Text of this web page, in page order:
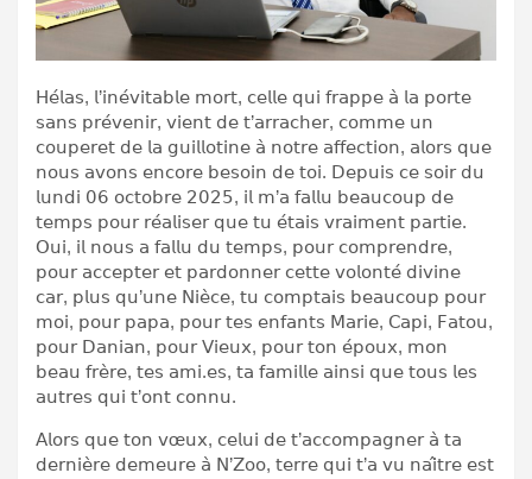
𝖧𝖾́𝗅𝖺𝗌, 𝗅’𝗂𝗇𝖾́𝗏𝗂𝗍𝖺𝖻𝗅𝖾 𝗆𝗈𝗋𝗍, 𝖼𝖾𝗅𝗅𝖾 𝗊𝗎𝗂 𝖿𝗋𝖺𝗉𝗉𝖾 𝖺̀ 𝗅𝖺 𝗉𝗈𝗋𝗍𝖾
𝗌𝖺𝗇𝗌 𝗉𝗋𝖾́𝗏𝖾𝗇𝗂𝗋, 𝗏𝗂𝖾𝗇𝗍 𝖽𝖾 𝗍’𝖺𝗋𝗋𝖺𝖼𝗁𝖾𝗋, 𝖼𝗈𝗆𝗆𝖾 𝗎𝗇
𝖼𝗈𝗎𝗉𝖾𝗋𝖾𝗍 𝖽𝖾 𝗅𝖺 𝗀𝗎𝗂𝗅𝗅𝗈𝗍𝗂𝗇𝖾 𝖺̀ 𝗇𝗈𝗍𝗋𝖾 𝖺𝖿𝖿𝖾𝖼𝗍𝗂𝗈𝗇, 𝖺𝗅𝗈𝗋𝗌 𝗊𝗎𝖾
𝗇𝗈𝗎𝗌 𝖺𝗏𝗈𝗇𝗌 𝖾𝗇𝖼𝗈𝗋𝖾 𝖻𝖾𝗌𝗈𝗂𝗇 𝖽𝖾 𝗍𝗈𝗂. 𝖣𝖾𝗉𝗎𝗂𝗌 𝖼𝖾 𝗌𝗈𝗂𝗋 𝖽𝗎
𝗅𝗎𝗇𝖽𝗂 𝟢𝟨 𝗈𝖼𝗍𝗈𝖻𝗋𝖾 𝟤𝟢𝟤𝟧, 𝗂𝗅 𝗆’𝖺 𝖿𝖺𝗅𝗅𝗎 𝖻𝖾𝖺𝗎𝖼𝗈𝗎𝗉 𝖽𝖾
𝗍𝖾𝗆𝗉𝗌 𝗉𝗈𝗎𝗋 𝗋𝖾́𝖺𝗅𝗂𝗌𝖾𝗋 𝗊𝗎𝖾 𝗍𝗎 𝖾́𝗍𝖺𝗂𝗌 𝗏𝗋𝖺𝗂𝗆𝖾𝗇𝗍 𝗉𝖺𝗋𝗍𝗂𝖾.
𝖮𝗎𝗂, 𝗂𝗅 𝗇𝗈𝗎𝗌 𝖺 𝖿𝖺𝗅𝗅𝗎 𝖽𝗎 𝗍𝖾𝗆𝗉𝗌, 𝗉𝗈𝗎𝗋 𝖼𝗈𝗆𝗉𝗋𝖾𝗇𝖽𝗋𝖾,
𝗉𝗈𝗎𝗋 𝖺𝖼𝖼𝖾𝗉𝗍𝖾𝗋 𝖾𝗍 𝗉𝖺𝗋𝖽𝗈𝗇𝗇𝖾𝗋 𝖼𝖾𝗍𝗍𝖾 𝗏𝗈𝗅𝗈𝗇𝗍𝖾́ 𝖽𝗂𝗏𝗂𝗇𝖾
𝖼𝖺𝗋, 𝗉𝗅𝗎𝗌 𝗊𝗎’𝗎𝗇𝖾 𝖭𝗂𝖾̀𝖼𝖾, 𝗍𝗎 𝖼𝗈𝗆𝗉𝗍𝖺𝗂𝗌 𝖻𝖾𝖺𝗎𝖼𝗈𝗎𝗉 𝗉𝗈𝗎𝗋
𝗆𝗈𝗂, 𝗉𝗈𝗎𝗋 𝗉𝖺𝗉𝖺, 𝗉𝗈𝗎𝗋 𝗍𝖾𝗌 𝖾𝗇𝖿𝖺𝗇𝗍𝗌 𝖬𝖺𝗋𝗂𝖾, 𝖢𝖺𝗉𝗂, 𝖥𝖺𝗍𝗈𝗎,
𝗉𝗈𝗎𝗋 𝖣𝖺𝗇𝗂𝖺𝗇, 𝗉𝗈𝗎𝗋 𝖵𝗂𝖾𝗎𝗑, 𝗉𝗈𝗎𝗋 𝗍𝗈𝗇 𝖾́𝗉𝗈𝗎𝗑, 𝗆𝗈𝗇
𝖻𝖾𝖺𝗎 𝖿𝗋𝖾̀𝗋𝖾, 𝗍𝖾𝗌 𝖺𝗆𝗂.𝖾𝗌, 𝗍𝖺 𝖿𝖺𝗆𝗂𝗅𝗅𝖾 𝖺𝗂𝗇𝗌𝗂 𝗊𝗎𝖾 𝗍𝗈𝗎𝗌 𝗅𝖾𝗌
𝖺𝗎𝗍𝗋𝖾𝗌 𝗊𝗎𝗂 𝗍’𝗈𝗇𝗍 𝖼𝗈𝗇𝗇𝗎.
𝖠𝗅𝗈𝗋𝗌 𝗊𝗎𝖾 𝗍𝗈𝗇 𝗏œ𝗎𝗑, 𝖼𝖾𝗅𝗎𝗂 𝖽𝖾 𝗍’𝖺𝖼𝖼𝗈𝗆𝗉𝖺𝗀𝗇𝖾𝗋 𝖺̀ 𝗍𝖺
𝖽𝖾𝗋𝗇𝗂𝖾̀𝗋𝖾 𝖽𝖾𝗆𝖾𝗎𝗋𝖾 𝖺̀ 𝖭’𝖹𝗈𝗈, 𝗍𝖾𝗋𝗋𝖾 𝗊𝗎𝗂 𝗍’𝖺 𝗏𝗎 𝗇𝖺𝗂̂𝗍𝗋𝖾 𝖾𝗌𝗍